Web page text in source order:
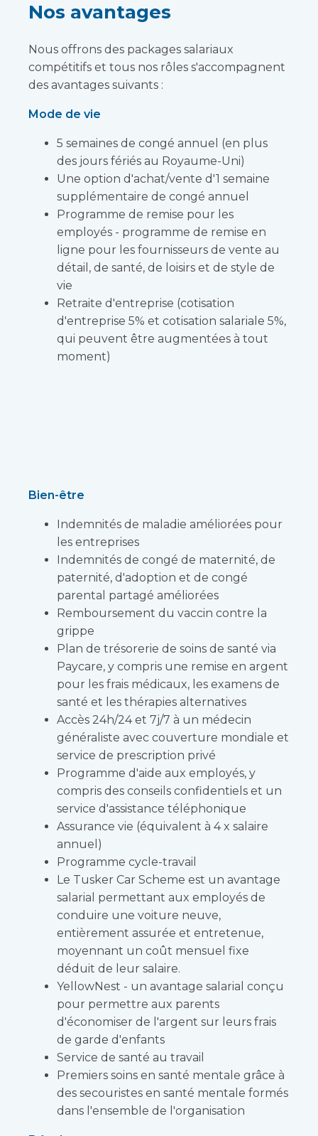
Nos avantages
Nous offrons des packages salariaux
compétitifs et tous nos rôles s'accompagnent
des avantages suivants :
Mode de vie
5 semaines de congé annuel (en plus
des jours fériés au Royaume-Uni)
Une option d'achat/vente d'1 semaine
supplémentaire de congé annuel
Programme de remise pour les
employés - programme de remise en
ligne pour les fournisseurs de vente au
détail, de santé, de loisirs et de style de
vie
Retraite d'entreprise (cotisation
d'entreprise 5% et cotisation salariale 5%,
qui peuvent être augmentées à tout
moment)
Bien-être
Indemnités de maladie améliorées pour
les entreprises
Indemnités de congé de maternité, de
paternité, d'adoption et de congé
parental partagé améliorées
Remboursement du vaccin contre la
grippe
Plan de trésorerie de soins de santé via
Paycare, y compris une remise en argent
pour les frais médicaux, les examens de
santé et les thérapies alternatives
Accès 24h/24 et 7j/7 à un médecin
généraliste avec couverture mondiale et
service de prescription privé
Programme d'aide aux employés, y
compris des conseils confidentiels et un
service d'assistance téléphonique
Assurance vie (équivalent à 4 x salaire
annuel)
Programme cycle-travail
Le Tusker Car Scheme est un avantage
salarial permettant aux employés de
conduire une voiture neuve,
entièrement assurée et entretenue,
moyennant un coût mensuel fixe
déduit de leur salaire.
YellowNest - un avantage salarial conçu
pour permettre aux parents
d'économiser de l'argent sur leurs frais
de garde d'enfants
Service de santé au travail
Premiers soins en santé mentale grâce à
des secouristes en santé mentale formés
dans l'ensemble de l'organisation